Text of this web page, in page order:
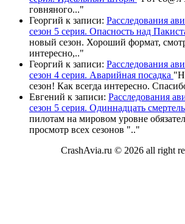
говняного..."
Георгий к записи: Расследования
сезон 5 серия. Опасность над
новый сезон. Хороший формат,
интересно,.."
Георгий к записи: Расследования
сезон 4 серия. Аварийная посадка "
сезон! Как всегда интересно.
Евгений к записи: Расследования
сезон 5 серия. Одиннадцать
пилотам на мировом уровне
просмотр всех сезонов ".."
CrashAvia.ru © 2026 all right